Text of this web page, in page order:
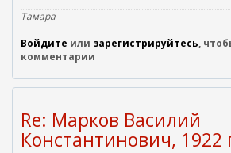
Тамара
Войдите или зарегистрируйтесь,
комментарии
Re: Марков Василий
Константинович, 1922